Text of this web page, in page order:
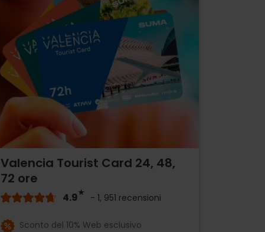
Valencia Tourist Card 24, 48,
72 ore
4.9 - 1, 951 recensioni
Sconto del 10% Web esclusivo